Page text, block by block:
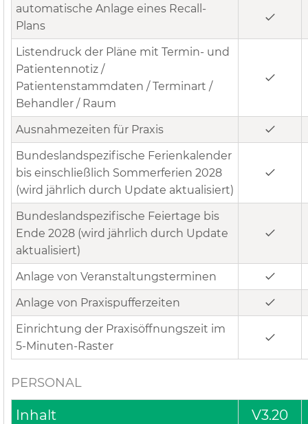
automatische Anlage eines Recall-
Plans
Listendruck der Pläne mit Termin- und
Patientennotiz /
Patientenstammdaten / Terminart /
Behandler / Raum
Ausnahmezeiten für Praxis
Bundeslandspezifische Ferienkalender
bis einschließlich Sommerferien 2028
(wird jährlich durch Update aktualisiert)
Bundeslandspezifische Feiertage bis
Ende 2028 (wird jährlich durch Update
aktualisiert)
Anlage von Veranstaltungsterminen
Anlage von Praxispufferzeiten
Einrichtung der Praxisöffnungszeit im
5-Minuten-Raster
PERSONAL
Inhalt
V3.20